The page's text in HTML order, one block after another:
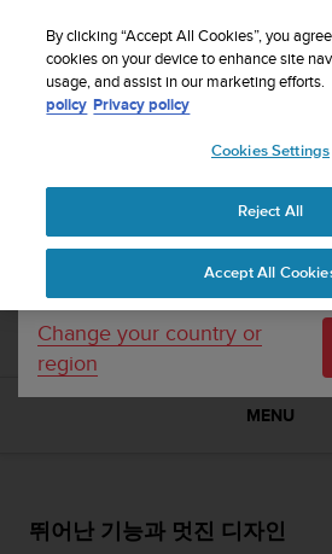
Suunto D6i White
좋은 가격에 공기 접속을 포함
비교
MENU
뛰어난 기능과 멋진 디자인
Your country or
United States
Currency: $ (USD)
Shipping only to United
Change your country or
region
By clicking “Accept All Cookies”, you
cookies on your device to enhance site
usage, and assist in our marketing efforts.
policy Privacy policy
Cookies Settings
Reject All
Accept All